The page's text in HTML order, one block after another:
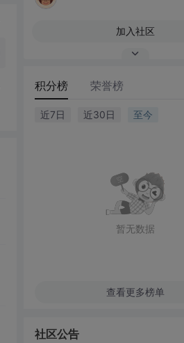
加入社区
积分榜 荣誉榜
近7日 近30日 至今
暂无数据
查看更多榜单
社区公告